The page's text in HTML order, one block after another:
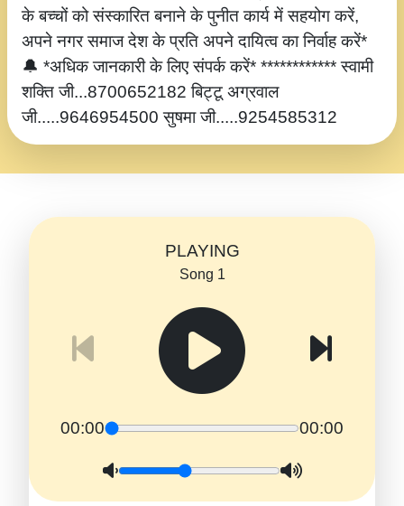
के बच्चों को संस्कारित बनाने के पुनीत कार्य में सहयोग करें,
अपने नगर समाज देश के प्रति अपने दायित्व का निर्वाह करें*
🔔 *अधिक जानकारी के लिए संपर्क करें* ************ स्वामी
शक्ति जी...8700652182 बिट्टू अग्रवाल
जी.....9646954500 सुषमा जी.....9254585312
PLAYING
Song 1
00:00 00:00